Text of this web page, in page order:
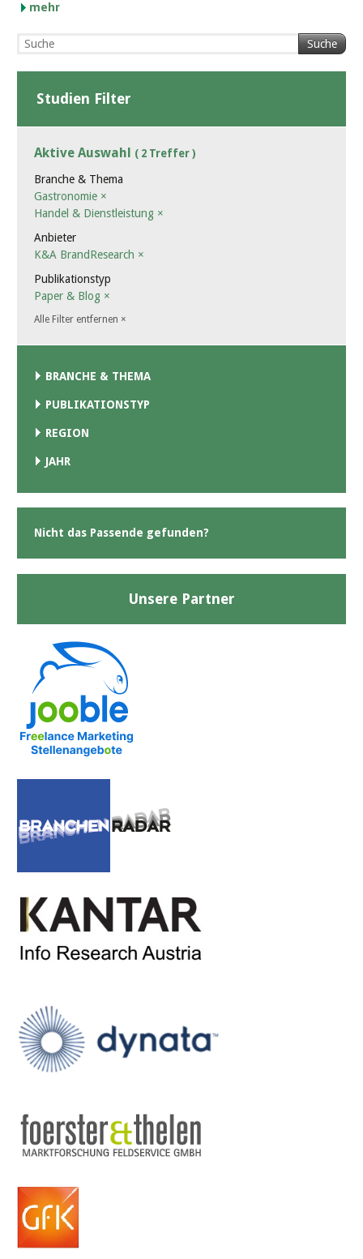
mehr
Suche
Studien Filter
Aktive Auswahl ( 2 Treffer )
Branche & Thema
Gastronomie ×
Handel & Dienstleistung ×
Anbieter
K&A BrandResearch ×
Publikationstyp
Paper & Blog ×
Alle Filter entfernen ×
BRANCHE & THEMA
PUBLIKATIONSTYP
REGION
JAHR
Nicht das Passende gefunden?
Unsere Partner